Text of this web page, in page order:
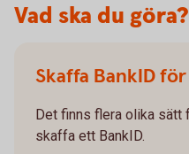
Vad ska du göra?
Skaffa BankID
Det finns flera olika sätt
skaffa ett BankID.